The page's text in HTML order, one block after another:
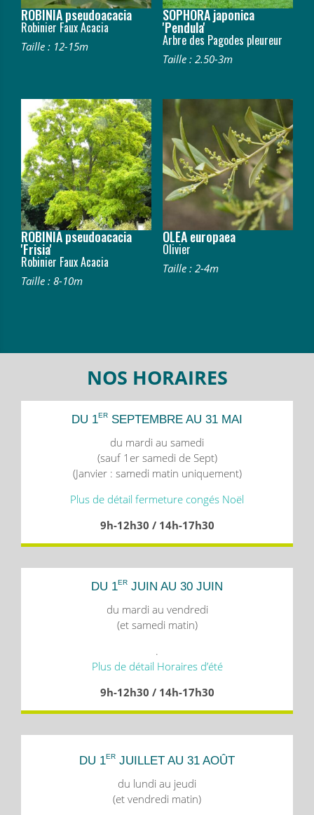
ROBINIA pseudoacacia
Robinier Faux Acacia
Taille : 12-15m
SOPHORA japonica
'Pendula'
Arbre des Pagodes pleureur
Taille : 2.50-3m
ROBINIA pseudoacacia
'Frisia'
Robinier Faux Acacia
Taille : 8-10m
OLEA europaea
Olivier
Taille : 2-4m
NOS HORAIRES
DU 1ER SEPTEMBRE AU 31 MAI
du mardi au samedi
(sauf 1er samedi de Sept)
(Janvier : samedi matin uniquement)
Plus de détail fermeture congés Noël
9h-12h30 / 14h-17h30
DU 1ER JUIN AU 30 JUIN
du mardi au vendredi
(et samedi matin)
.
Plus de détail Horaires d’été
9h-12h30 / 14h-17h30
DU 1ER JUILLET AU 31 AOÛT
du lundi au jeudi
(et vendredi matin)